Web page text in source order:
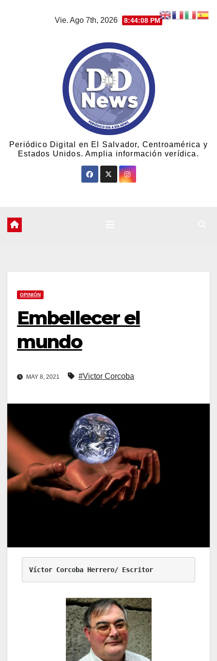
Vie. Ago 7th, 2026 8:44:09 PM
Periódico Digital en El Salvador, Centroamérica y
Estados Unidos. Amplia información verídica.
OPINIÓN
Embellecer el
mundo
MAY 8, 2021 #Victor Corcoba
Víctor Corcoba Herrero/ Escritor